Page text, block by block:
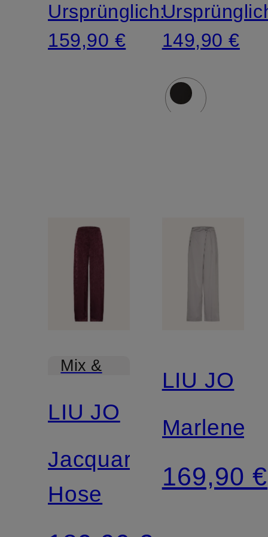
Ursprünglich:
159,90 €
149,90 €
Mix &
LIU JO
Jacquard-
Hose
LIU JO
169,90 €